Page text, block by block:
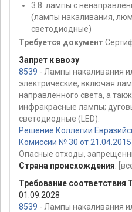
3.8. лампы с
(лампы накаливания,
светодиодные)
Требуется документ
Запрет к ввозу
8539 - Лампы накаливания
электрические, включая
направленного света, а
инфракрасные лампы;
светодиодные (LED):
Решение Коллегии
Комиссии № 30 от 21.04.2015
Опасные отходы,
Страна происхождения:
Требование соответствия
01.09.2028
8539 - Лампы накаливания